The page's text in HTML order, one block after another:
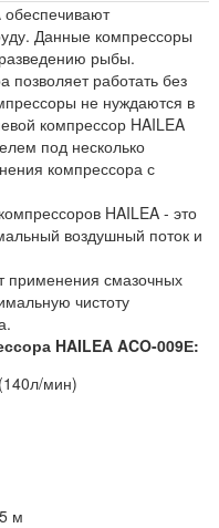
обеспечивают
Данные компрессоры
рыбы.
позволяет работать без
не нуждаются в
компрессор HAILEA
под несколько
компрессора с
HAILEA - это
воздушный поток и
применения смазочных
чистоту
HAILEA ACO-009Е:
мин)
м